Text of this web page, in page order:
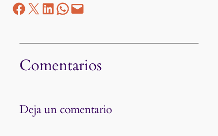
Facebook
Z LinkedIn
WhatsApp
correo electrónico
Comentarios
Deja un comentario